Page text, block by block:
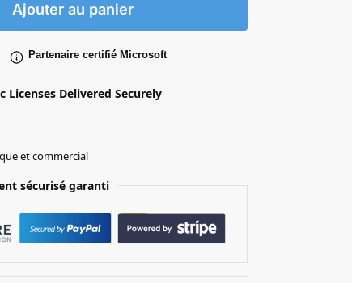
Ajouter au panier
Partenaire certifié Microsoft
Delivered Securely
et commercial
sécurisé garanti